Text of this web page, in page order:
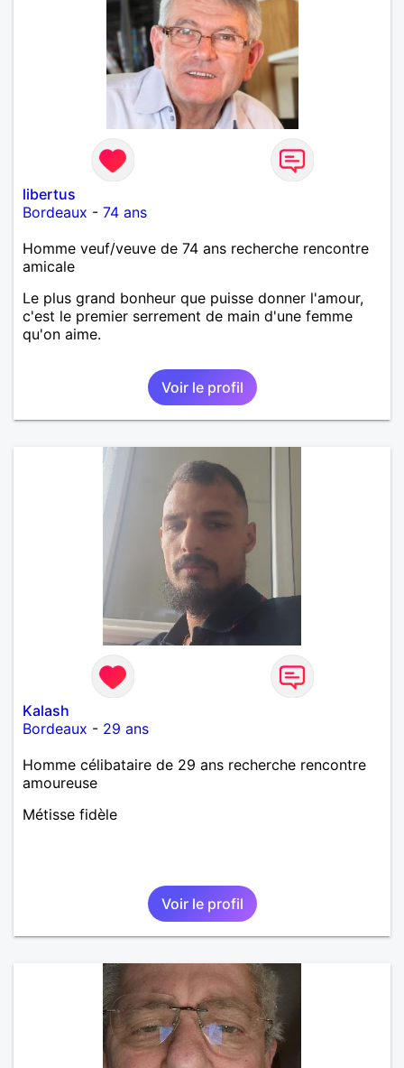
libertus
Bordeaux - 74 ans
Homme veuf/veuve de 74 ans recherche rencontre
amicale
Le plus grand bonheur que puisse donner l'amour,
c'est le premier serrement de main d'une femme
qu'on aime.
Voir le profil
Kalash
Bordeaux - 29 ans
Homme célibataire de 29 ans recherche rencontre
amoureuse
Métisse fidèle
Voir le profil